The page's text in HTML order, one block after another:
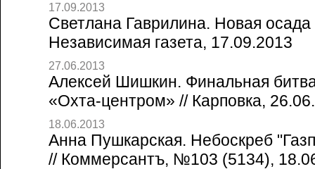
17.09.2013
Светлана Гаврилина. Новая
Независимая газета, 17.09.2013
27.06.2013
Алексей Шишкин. Финальная
«Охта-центром» // Карповка,
18.06.2013
Анна Пушкарская. Небоскреб
// Коммерсантъ, №103 (5134),